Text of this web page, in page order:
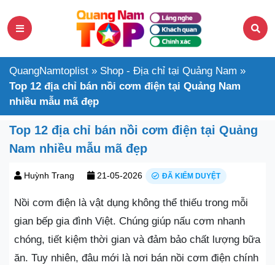
QuangNamtoplist » Shop - Địa chỉ tại Quảng Nam »
Top 12 địa chỉ bán nồi cơm điện tại Quảng Nam
nhiều mẫu mã đẹp
Top 12 địa chỉ bán nồi cơm điện tại Quảng
Nam nhiều mẫu mã đẹp
Huỳnh Trang 21-05-2026 ĐÃ KIỂM DUYỆT
Nồi cơm điện là vật dụng không thể thiếu trong mỗi
gian bếp gia đình Việt. Chúng giúp nấu cơm nhanh
chóng, tiết kiệm thời gian và đảm bảo chất lượng bữa
ăn. Tuy nhiên, đâu mới là nơi bán nồi cơm điện chính